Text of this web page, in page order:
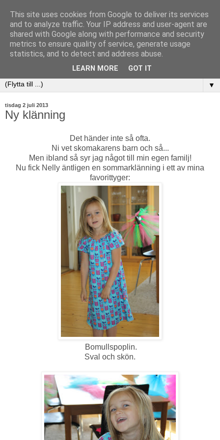
▼
tisdag 2 juli 2013
Ny klänning
Det händer inte så ofta.
Ni vet skomakarens barn och så...
Men ibland så syr jag något till min egen familj!
Nu fick Nelly äntligen en sommarklänning i ett av mina
favorittyger:
Bomullspoplin.
Sval och skön.
This site uses cookies from Google to deliver its services
and to analyze traffic. Your IP address and user-agent are
shared with Google along with performance and security
metrics to ensure quality of service, generate usage
statistics, and to detect and address abuse.
LEARN MORE GOT IT